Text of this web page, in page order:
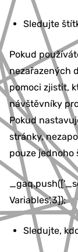
Sledujte
Pokud
nezařazených
pomoci zjistit,
návštěvníky
Pokud
stránky,
pouze jednoho
Variables',3]);
Sledujte,